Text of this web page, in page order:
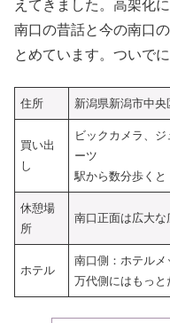
えてきました。高架化
南口の昔話と今の南口
とめています。ついで
住所 新潟県新潟市中央
買い出
し
ビックカメラ、
ーツ
駅から数分歩くと
休憩場
所
南口正面は広大
ホテル
南口側：ホテル
万代側にはもっと